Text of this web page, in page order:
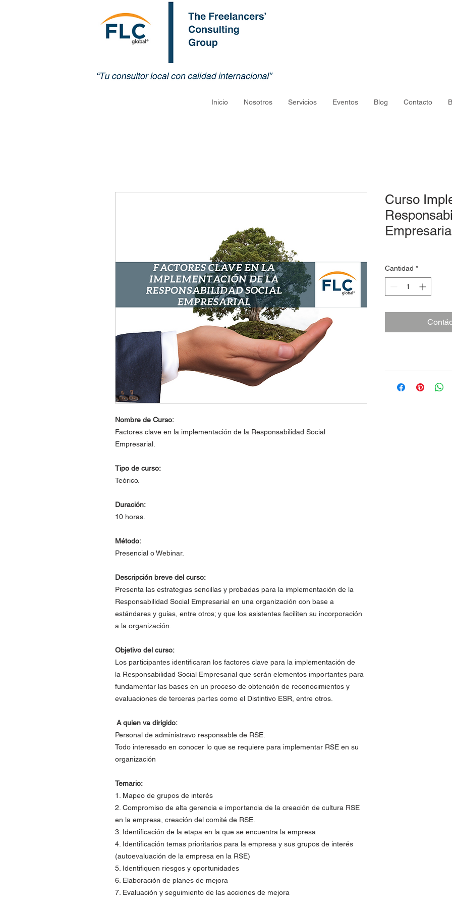
Inicio Nosotros Servicios Eventos Blog Contacto
Nombre de Curso:
Factores clave en la implementación de la Responsabilidad Social
Empresarial.
Tipo de curso:
Teórico.
Duración:
10 horas.
Método:
Presencial o Webinar.
Descripción breve del curso:
Presenta las estrategias sencillas y probadas para la implementación de la
Responsabilidad Social Empresarial en una organización con base a
estándares y guías, entre otros; y que los asistentes faciliten su incorporación
a la organización.
Objetivo del curso:
Los participantes identificaran los factores clave para la implementación de
la Responsabilidad Social Empresarial que serán elementos importantes para
fundamentar las bases en un proceso de obtención de reconocimientos y
evaluaciones de terceras partes como el Distintivo ESR, entre otros.
A quien va dirigido:
Personal de administravo responsable de RSE.
Todo interesado en conocer lo que se requiere para implementar RSE en su
organización
Temario:
1. Mapeo de grupos de interés
2. Compromiso de alta gerencia e importancia de la creación de cultura RSE
en la empresa, creación del comité de RSE.
3. Identificación de la etapa en la que se encuentra la empresa
4. Identificación temas prioritarios para la empresa y sus grupos de interés
(autoevaluación de la empresa en la RSE)
5. Identifiquen riesgos y oportunidades
6. Elaboración de planes de mejora
7. Evaluación y seguimiento de las acciones de mejora
Curso
Cantidad *